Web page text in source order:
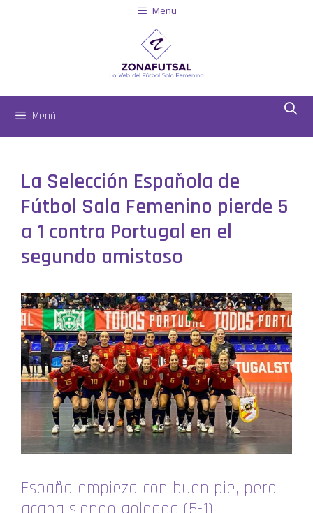
Menu
Menú
La Selección Española de
Fútbol Sala Femenino pierde 5
a 1 contra Portugal en el
segundo amistoso
España empieza con buen pie, pero